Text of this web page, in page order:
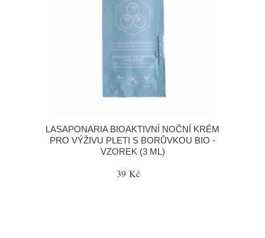
LASAPONARIA BIOAKTIVNÍ NOČNÍ KRÉM
PRO VÝŽIVU PLETI S BORŮVKOU BIO -
VZOREK (3 ML)
39 Kč